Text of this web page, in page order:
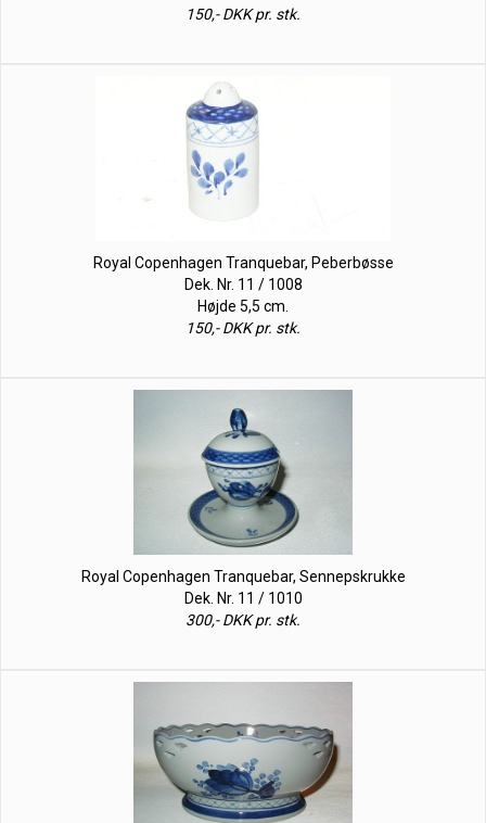
150,- DKK pr. stk.
Royal Copenhagen Tranquebar, Peberbøsse
Dek. Nr. 11 / 1008
Højde 5,5 cm.
150,- DKK pr. stk.
Royal Copenhagen Tranquebar, Sennepskrukke
Dek. Nr. 11 / 1010
300,- DKK pr. stk.